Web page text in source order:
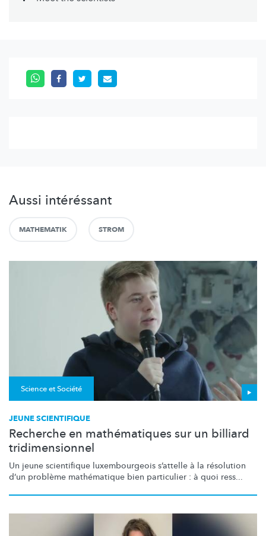
Aussi intéréssant
MATHEMATIK STROM
Science et Société
JEUNE SCIENTIFIQUE
Recherche en mathématiques sur un billiard
tridimensionnel
Un jeune scientifique luxembourgeois s’attelle à la résolution
d’un problème mathématique bien particulier : à quoi ress...